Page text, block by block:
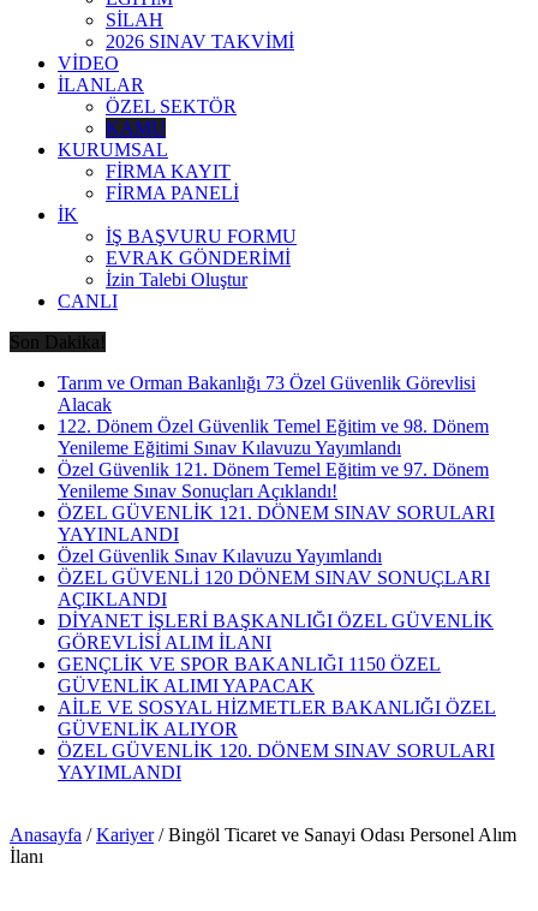
SİLAH
2026 SINAV TAKVİMİ
VİDEO
İLANLAR
ÖZEL SEKTÖR
KAMU
KURUMSAL
FİRMA KAYIT
FİRMA PANELİ
İK
İŞ BAŞVURU FORMU
EVRAK GÖNDERİMİ
İzin Talebi Oluştur
CANLI
Son Dakika!
Tarım ve Orman Bakanlığı 73 Özel Güvenlik Görevlisi
Alacak
122. Dönem Özel Güvenlik Temel Eğitim ve 98. Dönem
Yenileme Eğitimi Sınav Kılavuzu Yayımlandı
Özel Güvenlik 121. Dönem Temel Eğitim ve 97. Dönem
Yenileme Sınav Sonuçları Açıklandı!
ÖZEL GÜVENLİK 121. DÖNEM SINAV SORULARI
YAYINLANDI
Özel Güvenlik Sınav Kılavuzu Yayımlandı
ÖZEL GÜVENLİ 120 DÖNEM SINAV SONUÇLARI
AÇIKLANDI
DİYANET İŞLERİ BAŞKANLIĞI ÖZEL GÜVENLİK
GÖREVLİSİ ALIM İLANI
GENÇLİK VE SPOR BAKANLIĞI 1150 ÖZEL
GÜVENLİK ALIMI YAPACAK
AİLE VE SOSYAL HİZMETLER BAKANLIĞI ÖZEL
GÜVENLİK ALIYOR
ÖZEL GÜVENLİK 120. DÖNEM SINAV SORULARI
YAYIMLANDI
Anasayfa / Kariyer / Bingöl Ticaret ve Sanayi Odası Personel Alım
İlanı